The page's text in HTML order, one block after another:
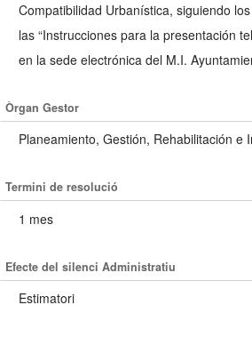
Compatibilidad Urbanística, siguiendo
las “Instrucciones para la presentación
en la sede electrónica del M.I.
Òrgan Gestor
Planeamiento, Gestión, Rehabilitación e
Termini de resolució
1 mes
Efecte del silenci Administratiu
Estimatori